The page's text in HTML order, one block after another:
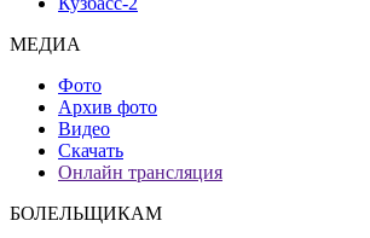
МЕДИА
Фото
Архив фото
Видео
Скачать
Онлайн трансляция
БОЛЕЛЬЩИКАМ